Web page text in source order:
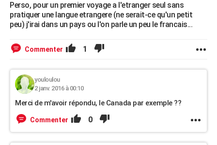
Perso, pour un premier voyage a l'etranger seul sans
pratiquer une langue etrangere (ne serait-ce qu'un petit
peu) j'irai dans un pays ou l'on parle un peu le francais...
Commenter 1
youloulou
2 janv. 2016 à 00:10
Merci de m'avoir répondu, le Canada par exemple ??
Commenter 0